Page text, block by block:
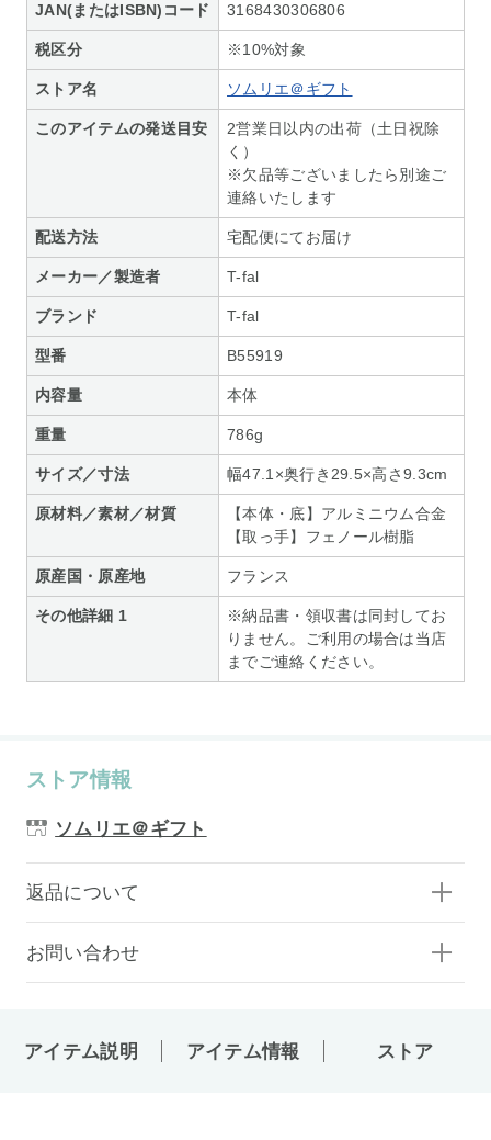
JAN(またはISBN)コード 3168430306806
税区分 ※10%対象
ストア名 ソムリエ＠ギフト
このアイテムの発送目安
2営業日以内の出荷（土日祝除
く）
※欠品等ございましたら別途ご
連絡いたします
配送方法 宅配便にてお届け
メーカー／製造者 T-fal
ブランド T-fal
型番 B55919
内容量 本体
重量 786g
サイズ／寸法 幅47.1×奥行き29.5×高さ9.3cm
原材料／素材／材質
【本体・底】アルミニウム合金
【取っ手】フェノール樹脂
原産国・原産地 フランス
その他詳細 1
※納品書・領収書は同封してお
りません。ご利用の場合は当店
までご連絡ください。
ストア情報
ソムリエ＠ギフト
返品について
お問い合わせ
アイテム説明 アイテム情報 ストア